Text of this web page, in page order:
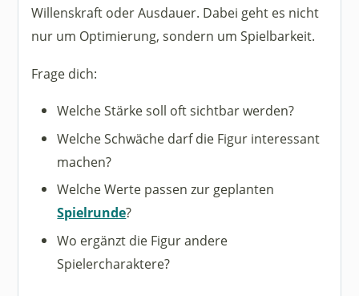
Willenskraft oder Ausdauer. Dabei geht es nicht
nur um Optimierung, sondern um Spielbarkeit.
Frage dich:
Welche Stärke soll oft sichtbar werden?
Welche Schwäche darf die Figur interessant
machen?
Welche Werte passen zur geplanten
Spielrunde?
Wo ergänzt die Figur andere
Spielercharaktere?